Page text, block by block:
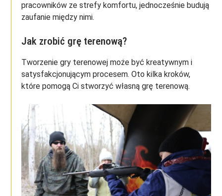
pracowników ze strefy komfortu, jednocześnie budują
zaufanie między nimi.
Jak zrobić grę terenową?
Tworzenie gry terenowej może być kreatywnym i
satysfakcjonującym procesem. Oto kilka kroków,
które pomogą Ci stworzyć własną grę terenową.